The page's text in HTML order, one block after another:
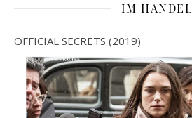
IM HANDEL
OFFICIAL SECRETS (2019)